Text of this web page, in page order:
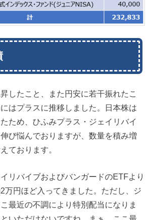
したこと、また円安に若干振れたこ
はプラスに推移しました。日本株は
ため、ひふみプラス・ジェイリバイ
び悩んでおりますが、数量を積み増
ております。
リバイブおよびバンガードのETFより
万円ほど入ってきました。ただし、ジ
最近の不調により特別配当になりま